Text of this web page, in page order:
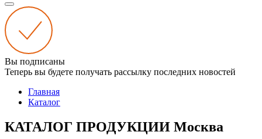
Вы подписаны
Теперь вы будете получать рассылку последних новостей
Главная
Каталог
КАТАЛОГ ПРОДУКЦИИ Москва